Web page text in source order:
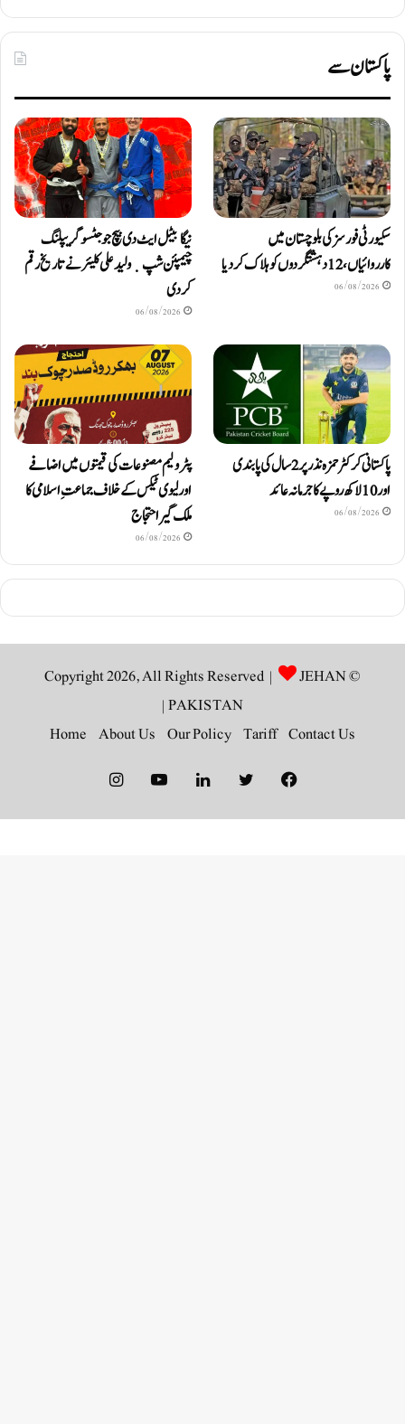
پاکستان سے
سکیورٹی فورسز کی بلوچستان میں
کارروائیاں، 12 دہشتگردوں کو ہلاک کردیا
06/08/2026
نیگا بیٹل ایٹ دی بیچ جوجٹسو گریپلنگ
چیمپئن شپ ٜ ولید علی کلیئر نے تاریخ رقم
کر دی
06/08/2026
پاکستانی کرکٹر حمزہ نذر پر 2 سال کی پابندی
اور 10 لاکھ روپےکا جرمانہ عائد
06/08/2026
پٹرولیم مصنوعات کی قیمتوں میں اضافے
اور لیوی ٹیکس کے خلاف جماعتِ اسلامی کا
ملک گیر احتجاج
06/08/2026
© Copyright 2026, All Rights Reserved |
JEHAN
PAKISTAN
|
Contact Us
Tariff
Our Policy
About Us
Home
Facebook
Twitter
LinkedIn
YouTube
Instagram